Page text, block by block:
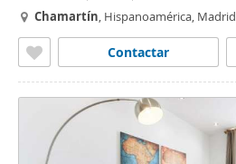
Chamartín, Hispanoamérica, Madrid
Contactar